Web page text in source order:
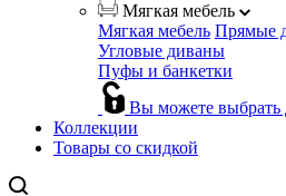
Мягкая мебель
Мягкая мебель Прямые
Угловые диваны
Пуфы и банкетки
Вы можете выбрать
Коллекции
Товары со скидкой